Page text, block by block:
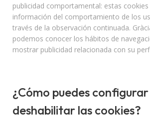
publicidad comportamental: estas
información del comportamiento de los
través de la observación continuada.
podemos conocer los hábitos de
mostrar publicidad relacionada con su
¿Cómo puedes
deshabilitar las cookies?